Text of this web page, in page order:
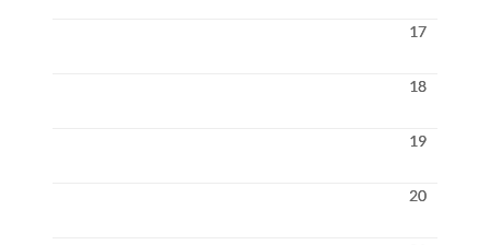
17
18
19
20